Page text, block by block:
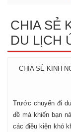
CHIA SẺ
DU LỊCH
CHIA SẺ KINH
Trước chuyến đi
đề mà khiến bạn
các điều kiện khó